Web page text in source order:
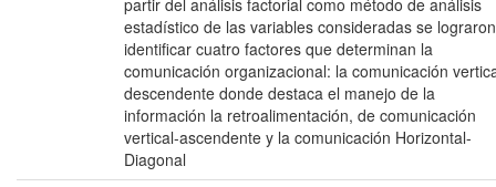
estadístico de las variables consideradas se lograron
identificar cuatro factores que determinan la
comunicación organizacional: la comunicación
descendente donde destaca el manejo de la
información la retroalimentación, de comunicación
vertical-ascendente y la comunicación Horizontal-
Diagonal